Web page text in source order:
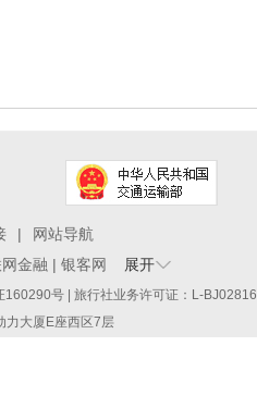
|
网站导航
金融 | 银客网 展开
号 | 旅行社业务许可证：L-BJ02816
大厦E座西区7层